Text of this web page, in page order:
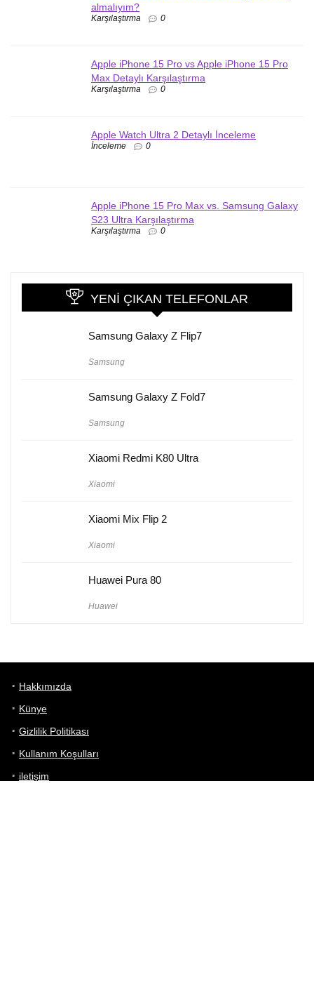
almalıyım?
Karşılaştırma 0
Apple iPhone 15 Pro vs Apple iPhone 15 Pro
Max Detaylı Karşılaştırma
Karşılaştırma 0
Apple Watch Ultra 2 Detaylı İnceleme
İnceleme 0
Apple iPhone 15 Pro Max vs. Samsung Galaxy
S23 Ultra Karşılaştırma
Karşılaştırma 0
YENI ÇIKAN TELEFONLAR
Samsung Galaxy Z Flip7
Samsung
Samsung Galaxy Z Fold7
Samsung
Xiaomi Redmi K80 Ultra
Xiaomi
Xiaomi Mix Flip 2
Xiaomi
Huawei Pura 80
Huawei
Hakkımızda
Künye
Gizlilik Politikası
Kullanım Koşulları
iletişim